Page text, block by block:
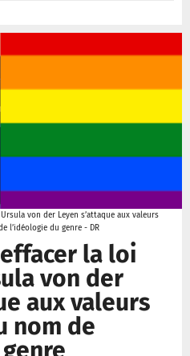
von der Leyen s’attaque aux valeurs
l’idéologie du genre - DR
effacer la loi
von der
aux valeurs
nom de